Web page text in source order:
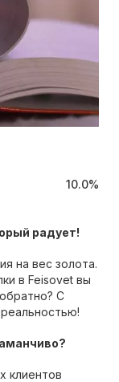
10.0%
радует!
на вес золота.
в Feisovet вы
С
клиентов